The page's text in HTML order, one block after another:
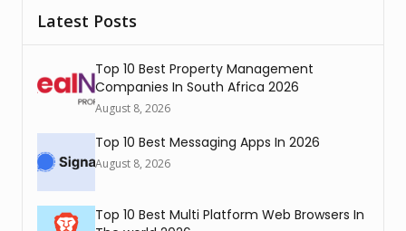
Latest Posts
Top 10 Best Property Management
Companies In South Africa 2026
August 8, 2026
Top 10 Best Messaging Apps In 2026
August 8, 2026
Top 10 Best Multi Platform Web Browsers In